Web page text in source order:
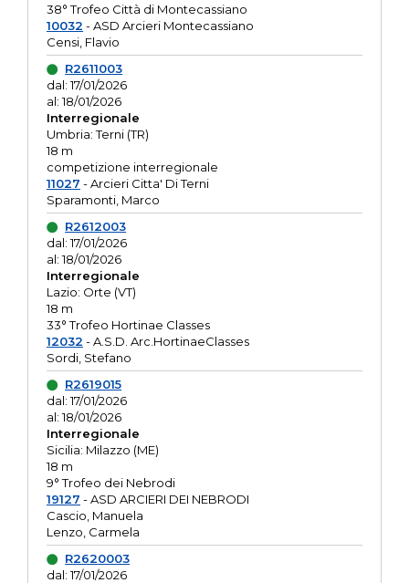
38° Trofeo Città di Montecassiano
10032 - ASD Arcieri Montecassiano
Censi, Flavio
R2611003
dal: 17/01/2026
al: 18/01/2026
Interregionale
Umbria: Terni (TR)
18 m
competizione interregionale
11027 - Arcieri Citta' Di Terni
Sparamonti, Marco
R2612003
dal: 17/01/2026
al: 18/01/2026
Interregionale
Lazio: Orte (VT)
18 m
33° Trofeo Hortinae Classes
12032 - A.S.D. Arc.HortinaeClasses
Sordi, Stefano
R2619015
dal: 17/01/2026
al: 18/01/2026
Interregionale
Sicilia: Milazzo (ME)
18 m
9° Trofeo dei Nebrodi
19127 - ASD ARCIERI DEI NEBRODI
Cascio, Manuela
Lenzo, Carmela
R2620003
dal: 17/01/2026